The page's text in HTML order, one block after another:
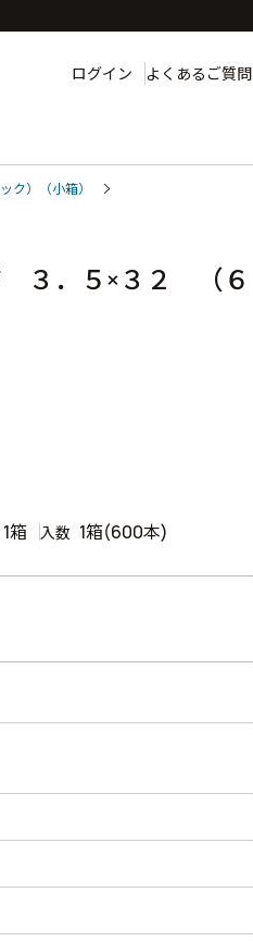
ログイン よくあるご質問
ク）（小箱）
３．５×３２ （６
1箱 入数 1箱(600本)